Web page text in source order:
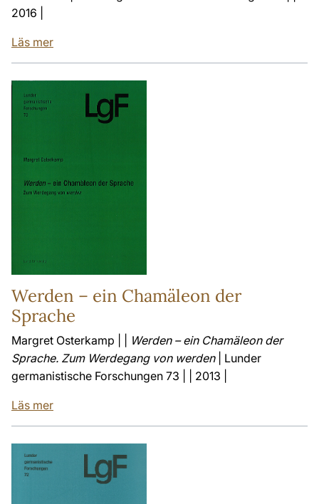
2016 |
Läs mer
Werden – ein Chamäleon der
Sprache
Margret Osterkamp | |
Werden – ein Chamäleon der
Sprache. Zum Werdegang von werden| Lunder
germanistische Forschungen 73 | | 2013 |
Läs mer